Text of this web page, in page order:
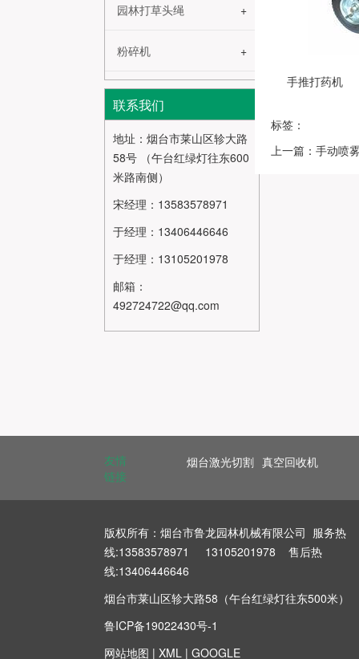
园林打草头绳
粉碎机
联系我们
地址：烟台市莱山区轸大路
58号 （午台红绿灯往东600
米路南侧）
宋经理：13583578971
于经理：13406446646
于经理：13105201978
邮箱：
492724722@qq.com
手推打药机
标签：
上一篇：手动喷
友情
链接
烟台激光切割 真空回收机
版权所有：烟台市鲁龙园林机械有限公司 服务热
线:13583578971 13105201978 售后热
线:13406446646
烟台市莱山区轸大路58（午台红绿灯往东500米）
鲁ICP备19022430号-1
网站地图 | XML | GOOGLE